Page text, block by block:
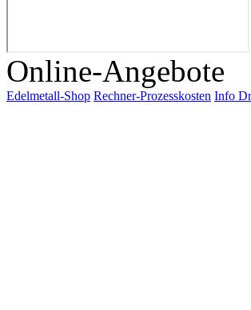
Online-Angebote
Edelmetall-Shop Rechner-Prozesskosten Info